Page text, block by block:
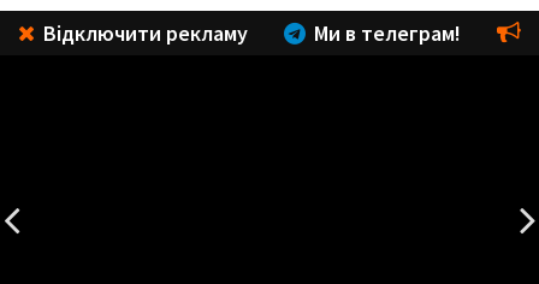
Відключити рекламу Ми в телеграм!